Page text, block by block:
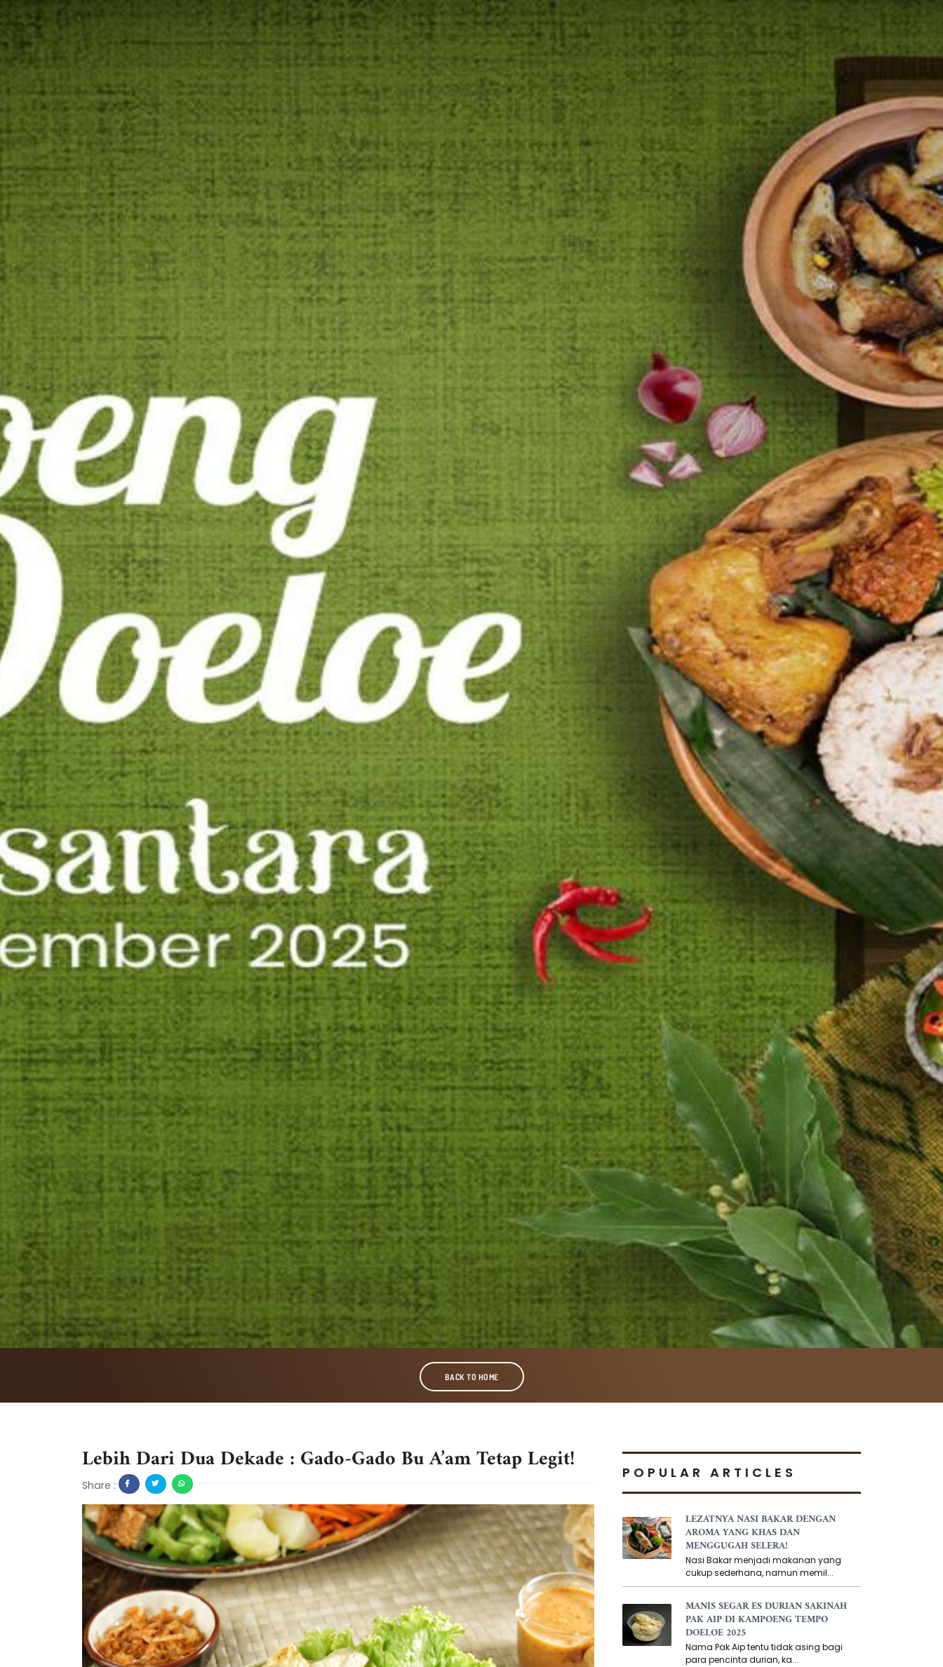
BACK TO HOME
Lebih Dari Dua Dekade : Gado-Gado Bu A’am Tetap Legit!
Share :
POPULAR ARTICLES
LEZATNYA NASI BAKAR DENGAN
AROMA YANG KHAS DAN
MENGGUGAH SELERA!
Nasi Bakar menjadi makanan yang
cukup sederhana, namun memil...
MANIS SEGAR ES DURIAN SAKINAH
PAK AIP DI KAMPOENG TEMPO
DOELOE 2025
Nama Pak Aip tentu tidak asing bagi
para pencinta durian, ka...